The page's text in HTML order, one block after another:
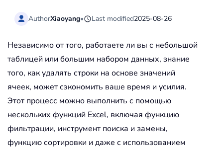
AuthorXiaoyang• Last modified2025-08-26
Независимо от того, работаете ли вы с небольшой
таблицей или большим набором данных, знание
того, как удалять строки на основе значений
ячеек, может сэкономить ваше время и усилия.
Этот процесс можно выполнить с помощью
нескольких функций Excel, включая функцию
фильтрации, инструмент поиска и замены,
функцию сортировки и даже с использованием